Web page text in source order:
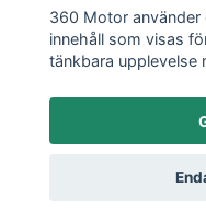
EU customers
© 2026 360
360 Motor
innehåll som visas
tänkbara upplevelse